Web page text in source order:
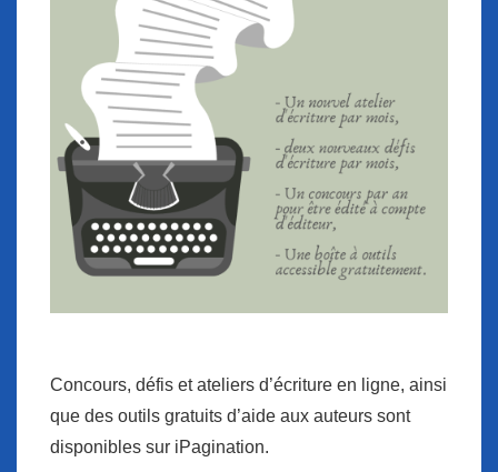
Concours, défis et ateliers d’écriture en ligne, ainsi
que des outils gratuits d’aide aux auteurs sont
disponibles sur iPagination.